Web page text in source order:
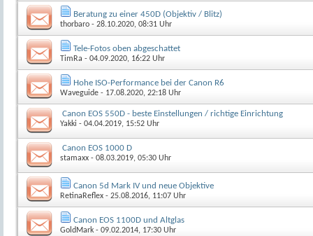
Beratung zu einer 450D (Objektiv / Blitz)
thorbaro - 28.10.2020, 08:31 Uhr
Tele-Fotos oben abgeschattet
TimRa - 04.09.2020, 16:22 Uhr
Hohe ISO-Performance bei der Canon R6
Waveguide - 17.08.2020, 22:18 Uhr
Canon EOS 550D - beste Einstellungen / richtige Einrichtung
Yakki - 04.04.2019, 15:52 Uhr
Canon EOS 1000 D
stamaxx - 08.03.2019, 05:30 Uhr
Canon 5d Mark IV und neue Objektive
RetinaReflex - 25.08.2016, 11:07 Uhr
Canon EOS 1100D und Altglas
GoldMark - 09.02.2014, 17:30 Uhr